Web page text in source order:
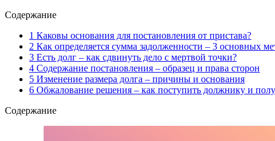
Содержание
1 Каковы основания для постановления от пристава?
2 Как определяется сумма задолженности – 3 основных
3 Есть долг – как сдвинуть дело с мертвой точки?
4 Содержание постановления – образец и права сторон
5 Изменение размера долга – причины и основания
6 Обжалование решения – как поступить должнику и
Содержание